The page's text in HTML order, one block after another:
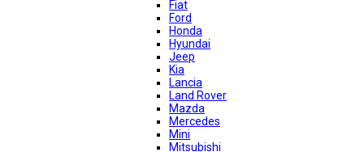
Fiat
Ford
Honda
Hyundai
Jeep
Kia
Lancia
Land Rover
Mazda
Mercedes
Mini
Mitsubishi